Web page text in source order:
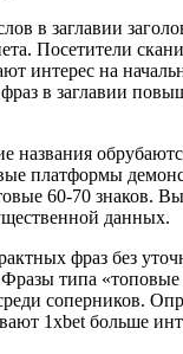
в заглавии
Посетители
интерес на
в заглавии
названия
платформы
60-70 знаков.
данных.
фраз без
типа
соперников.
1xbet больше